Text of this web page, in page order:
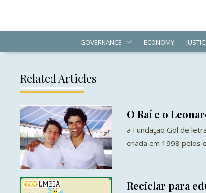
GOVERNANCE ECONOMY
Related Articles
O Raí e o
a Fundação Gol de
criada em 1998 pelos
Reciclar para